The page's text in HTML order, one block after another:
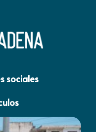
sociales